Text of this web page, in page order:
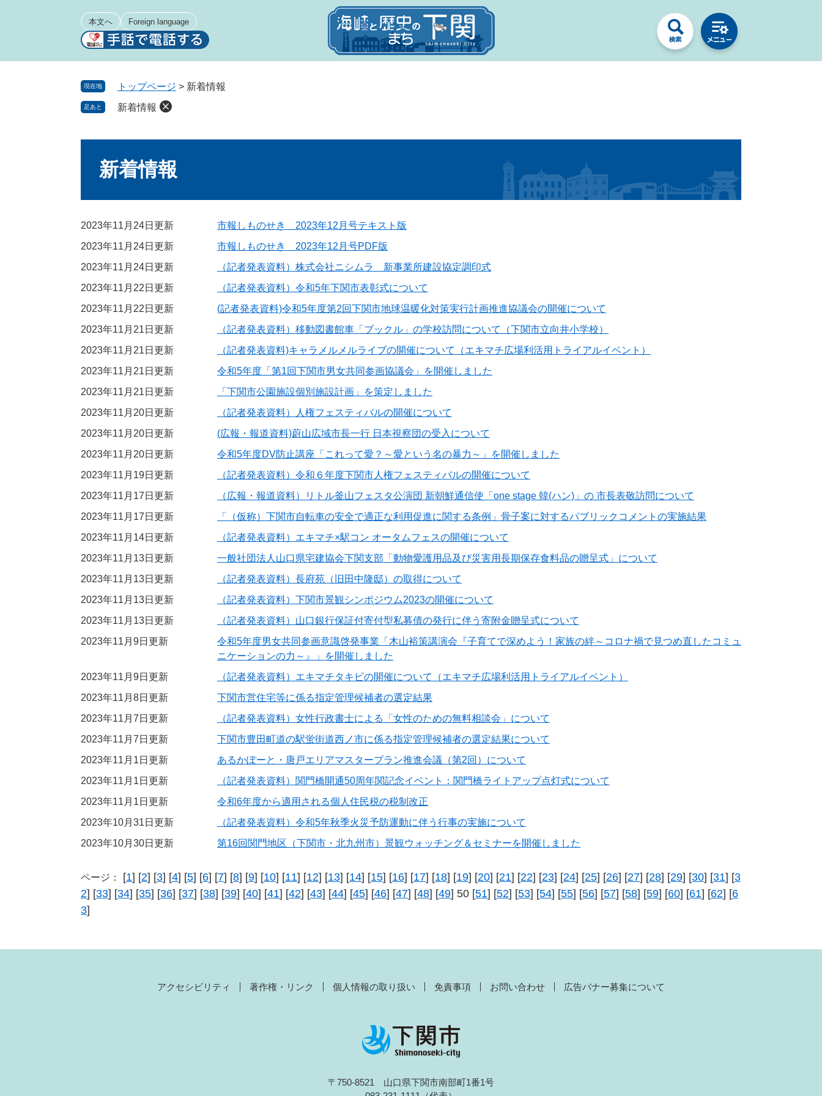
本文へ Foreign language
現在地 トップページ > 新着情報
足あと 新着情報
新着情報
2023年11月24日更新
市報しものせき 2023年12月号テキスト版
2023年11月24日更新
市報しものせき 2023年12月号PDF版
2023年11月24日更新
（記者発表資料）株式会社ニシムラ 新事業所建設協定調印式
2023年11月22日更新
（記者発表資料）令和5年下関市表彰式について
2023年11月22日更新
(記者発表資料)令和5年度第2回下関市地球温暖化対策実行計画推進協議会の開催について
2023年11月21日更新
（記者発表資料）移動図書館車「ブックル」の学校訪問について（下関市立向井小学校）
2023年11月21日更新
（記者発表資料)キャラメルメルライブの開催について（エキマチ広場利活用トライアルイベント）
2023年11月21日更新
令和5年度「第1回下関市男女共同参画協議会」を開催しました
2023年11月21日更新
「下関市公園施設個別施設計画」を策定しました
2023年11月20日更新
（記者発表資料）人権フェスティバルの開催について
2023年11月20日更新
(広報・報道資料)蔚山広域市長一行 日本視察団の受入について
2023年11月20日更新
令和5年度DV防止講座「これって愛？～愛という名の暴力～」を開催しました
2023年11月19日更新
（記者発表資料）令和６年度下関市人権フェスティバルの開催について
2023年11月17日更新
（広報・報道資料）リトル釜山フェスタ公演団 新朝鮮通信使「one stage 韓(ハン)」の 市長表敬訪問について
2023年11月17日更新
「（仮称）下関市自転車の安全で適正な利用促進に関する条例」骨子案に対するパブリックコメントの実施結果
2023年11月14日更新
（記者発表資料）エキマチ×駅コン オータムフェスの開催について
2023年11月13日更新
一般社団法人山口県宅建協会下関支部「動物愛護用品及び災害用長期保存食料品の贈呈式」について
2023年11月13日更新
（記者発表資料）長府苑（旧田中隆邸）の取得について
2023年11月13日更新
（記者発表資料）下関市景観シンポジウム2023の開催について
2023年11月13日更新
（記者発表資料）山口銀行保証付寄付型私募債の発行に伴う寄附金贈呈式について
2023年11月9日更新
令和5年度男女共同参画意識啓発事業「木山裕策講演会『子育てで深めよう！家族の絆～コロナ禍で見つめ直したコミュ
ニケーションの力～』」を開催しました
2023年11月9日更新
（記者発表資料）エキマチタキビの開催について（エキマチ広場利活用トライアルイベント）
2023年11月8日更新
下関市営住宅等に係る指定管理候補者の選定結果
2023年11月7日更新
（記者発表資料）女性行政書士による「女性のための無料相談会」について
2023年11月7日更新
下関市豊田町道の駅蛍街道西ノ市に係る指定管理候補者の選定結果について
2023年11月1日更新
あるかぽーと・唐戸エリアマスタープラン推進会議（第2回）について
2023年11月1日更新
（記者発表資料）関門橋開通50周年関記念イベント：関門橋ライトアップ点灯式について
2023年11月1日更新
令和6年度から適用される個人住民税の税制改正
2023年10月31日更新
（記者発表資料）令和5年秋季火災予防運動に伴う行事の実施について
2023年10月30日更新
第16回関門地区（下関市・北九州市）景観ウォッチング＆セミナーを開催しました
ページ： [1] [2] [3] [4] [5] [6] [7] [8] [9] [10] [11] [12] [13] [14] [15] [16] [17] [18] [19] [20] [21] [22] [23] [24] [25] [26] [27] [28] [29] [30] [31] [3
2] [33] [34] [35] [36] [37] [38] [39] [40] [41] [42] [43] [44] [45] [46] [47] [48] [49] 50 [51] [52] [53] [54] [55] [56] [57] [58] [59] [60] [61] [62] [6
3]
アクセシビリティ 著作権・リンク 個人情報の取り扱い 免責事項 お問い合わせ 広告バナー募集について
〒750-8521 山口県下関市南部町1番1号